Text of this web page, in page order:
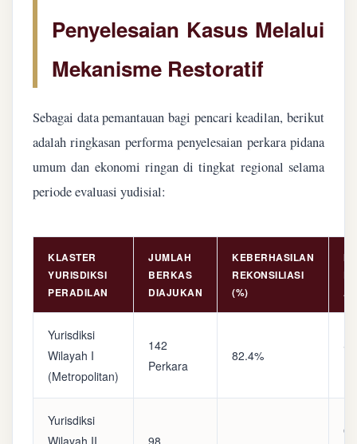
Penyelesaian Kasus Melalui
Mekanisme Restoratif
Sebagai data pemantauan bagi pencari keadilan, berikut
adalah ringkasan performa penyelesaian perkara pidana
umum dan ekonomi ringan di tingkat regional selama
periode evaluasi yudisial:
KLASTER
YURISDIKSI
PERADILAN
JUMLAH
BERKAS
DIAJUKAN
KEBERHASILAN
REKONSILIASI
(%)
Yurisdiksi
Wilayah I
(Metropolitan)
142
Perkara
82.4%
Yurisdiksi
Wilayah II
98